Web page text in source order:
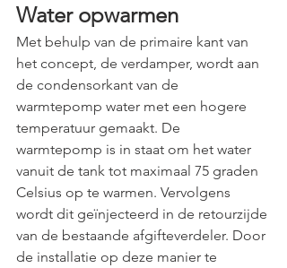
Water opwarmen
Met behulp van de primaire kant van
het concept, de verdamper, wordt aan
de condensorkant van de
warmtepomp water met een hogere
temperatuur gemaakt. De
warmtepomp is in staat om het water
vanuit de tank tot maximaal 75 graden
Celsius op te warmen. Vervolgens
wordt dit geïnjecteerd in de retourzijde
van de bestaande afgifteverdeler. Door
de installatie op deze manier te